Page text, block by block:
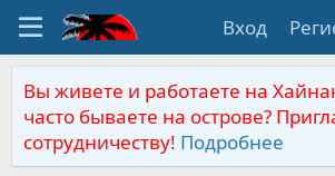
Вход
Вы живете и работаете на
часто бываете на острове?
сотрудничеству! Подробнее